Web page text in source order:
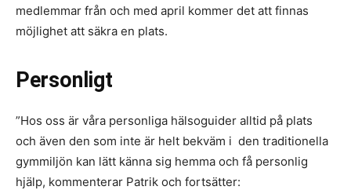
medlemmar från och med april kommer det att finnas
möjlighet att säkra en plats.
Personligt
”Hos oss är våra personliga hälsoguider alltid på plats
och även den som inte är helt bekväm i den traditionella
gymmiljön kan lätt känna sig hemma och få personlig
hjälp, kommenterar Patrik och fortsätter: